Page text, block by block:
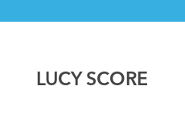
LUCY SCORE